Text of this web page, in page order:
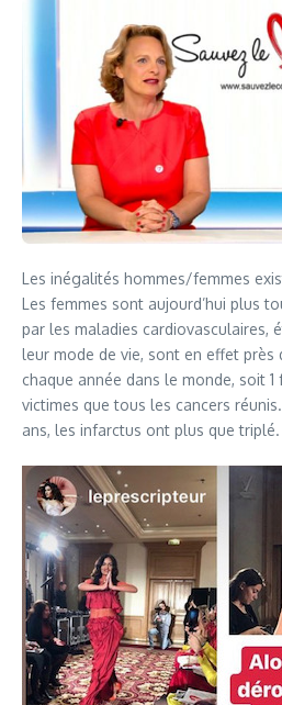
Les inégalités hommes/femmes
Les femmes sont aujourd’hui plus
par les maladies cardiovasculaires,
leur mode de vie, sont en effet
chaque année dans le monde, soit 1
victimes que tous les cancers
ans, les infarctus ont plus que triplé.